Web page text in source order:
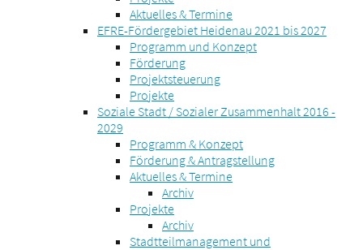
Aktuelles & Termine
EFRE-Fördergebiet Heidenau 2021 bis 2027
Programm und Konzept
Förderung
Projektsteuerung
Projekte
Soziale Stadt / Sozialer Zusammenhalt 2016 -
2029
Programm & Konzept
Förderung & Antragstellung
Aktuelles & Termine
Archiv
Projekte
Archiv
Stadtteilmanagement und